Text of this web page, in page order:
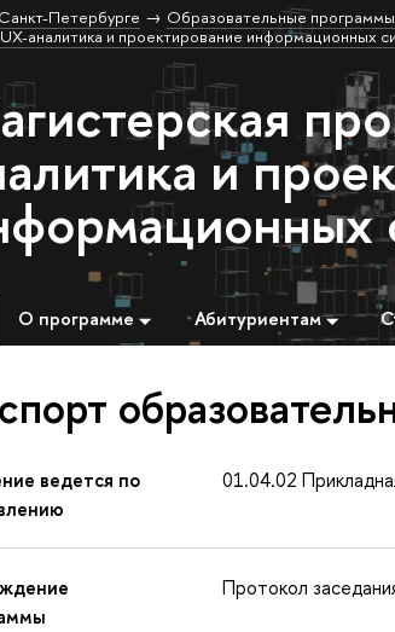
Петербурге Образовательные
аналитика и проектирование информационных
и
О программе Абитуриентам
ведется по
01.04.02
Протокол